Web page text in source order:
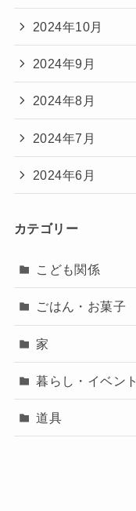
2024年10月
2024年9月
2024年8月
2024年7月
2024年6月
カテゴリー
こども関係
ごはん・お菓子
家
暮らし・イベント
道具